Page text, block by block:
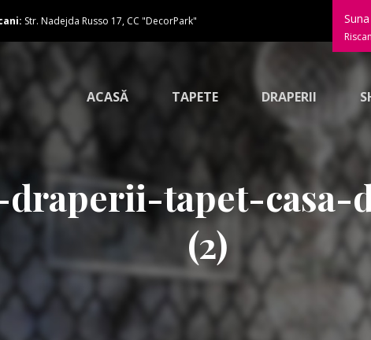
Str. Nadejda Russo 17, CC "DecorPark"
ACASĂ TAPETE DRAPERII
draperii-tapet-casa-
(2)